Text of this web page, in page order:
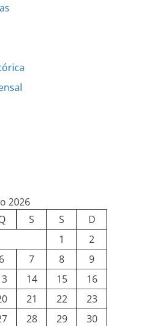
2026
S S
D
1
2
6 7 8
9
14 15
16
21 22
23
28 29
30